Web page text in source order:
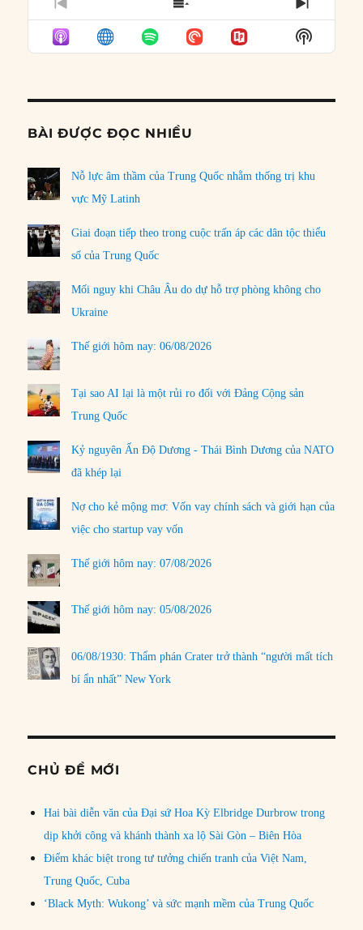
PREVIOUS
EPISODE
SHOW
EPISODES
LIST
NEXT
Show
Podcast
BÀI ĐƯỢC ĐỌC NHIỀU
Nỗ lực âm thầm của Trung Quốc nhằm thống trị khu
vực Mỹ Latinh
Giai đoạn tiếp theo trong cuộc trấn áp các dân tộc thiểu
số của Trung Quốc
Mối nguy khi Châu Âu do dự hỗ trợ phòng không cho
Ukraine
Thế giới hôm nay: 06/08/2026
Tại sao AI lại là một rủi ro đối với Đảng Cộng sản
Trung Quốc
Kỷ nguyên Ấn Độ Dương - Thái Bình Dương của NATO
đã khép lại
Nợ cho kẻ mộng mơ: Vốn vay chính sách và giới hạn của
việc cho startup vay vốn
Thế giới hôm nay: 07/08/2026
Thế giới hôm nay: 05/08/2026
06/08/1930: Thẩm phán Crater trở thành “người mất tích
bí ẩn nhất” New York
CHỦ ĐỀ MỚI
Hai bài diễn văn của Đại sứ Hoa Kỳ Elbridge Durbrow trong
dịp khởi công và khánh thành xa lộ Sài Gòn – Biên Hòa
Điểm khác biệt trong tư tưởng chiến tranh của Việt Nam,
Trung Quốc, Cuba
‘Black Myth: Wukong’ và sức mạnh mềm của Trung Quốc